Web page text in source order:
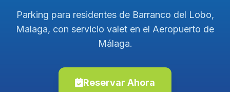
Parking para residentes de Barranco del Lobo,
Malaga, con servicio valet en el Aeropuerto de
Málaga.
Reservar Ahora